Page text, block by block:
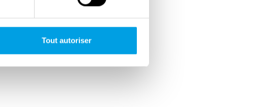
Tout autoriser